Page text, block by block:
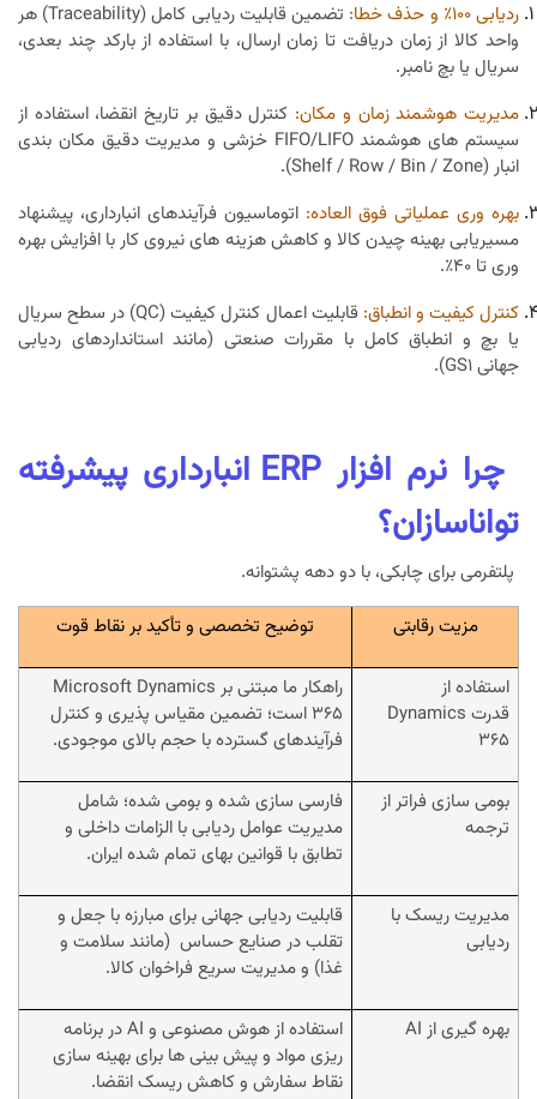
ردیابی ۱۰۰٪ و حذف خطا:
تضمین قابلیت ردیابی کامل (Traceability) هر
واحد کالا از زمان دریافت تا زمان ارسال، با استفاده از بارکد چند بعدی،
سریال یا بچ نامبر.
مدیریت هوشمند زمان و مکان: کنترل دقیق بر تاریخ انقضا، استفاده از
سیستم های هوشمند FIFO/LIFO خزشی و مدیریت دقیق مکان بندی
انبار (Shelf / Row / Bin / Zone).
بهره وری عملیاتی فوق العاده: اتوماسیون فرآیندهای انبارداری، پیشنهاد
مسیریابی بهینه چیدن کالا و کاهش هزینه های نیروی کار با افزایش بهره
وری تا ۴۰٪.
کنترل کیفیت و انطباق:
قابلیت اعمال کنترل کیفیت (QC) در سطح سریال
یا بچ و انطباق کامل با مقررات صنعتی (مانند استانداردهای ردیابی
جهانی GS1).
چرا نرم افزار ERP انبارداری پیشرفته
تواناسازان؟
پلتفرمی برای چابکی، با دو دهه پشتوانه.
مزیت رقابتی
توضیح تخصصی و تأکید بر نقاط قوت
استفاده از
قدرت Dynamics
365
راهکار ما مبتنی بر Microsoft Dynamics
365 است؛ تضمین مقیاس پذیری و کنترل
فرآیندهای گسترده با حجم بالای موجودی.
بومی سازی فراتر از
ترجمه
فارسی سازی شده و بومی شده؛ شامل
مدیریت عوامل ردیابی با الزامات داخلی و
تطابق با قوانین بهای تمام شده ایران.
مدیریت ریسک با
ردیابی
قابلیت ردیابی جهانی برای مبارزه با جعل و
تقلب در صنایع حساس (مانند سلامت و
غذا) و مدیریت سریع فراخوان کالا.
بهره گیری از AI
استفاده از هوش مصنوعی و AI در برنامه
ریزی مواد و پیش بینی ها برای بهینه سازی
نقاط سفارش و کاهش ریسک انقضا.